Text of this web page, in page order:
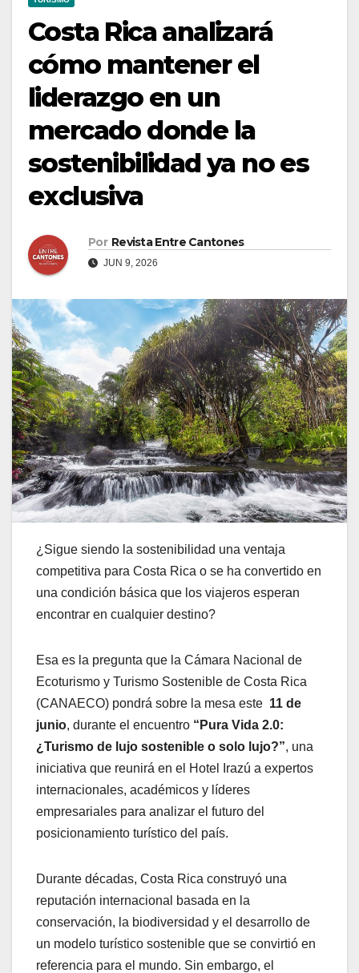
Costa Rica analizará
cómo mantener el
liderazgo en un
mercado donde la
sostenibilidad ya no es
exclusiva
Por Revista Entre Cantones
JUN 9, 2026
¿Sigue siendo la sostenibilidad una ventaja
competitiva para Costa Rica o se ha convertido en
una condición básica que los viajeros esperan
encontrar en cualquier destino?
Esa es la pregunta que la Cámara Nacional de
Ecoturismo y Turismo Sostenible de Costa Rica
(CANAECO) pondrá sobre la mesa este 11 de
junio, durante el encuentro “Pura Vida 2.0:
¿Turismo de lujo sostenible o solo lujo?”, una
iniciativa que reunirá en el Hotel Irazú a expertos
internacionales, académicos y líderes
empresariales para analizar el futuro del
posicionamiento turístico del país.
Durante décadas, Costa Rica construyó una
reputación internacional basada en la
conservación, la biodiversidad y el desarrollo de
un modelo turístico sostenible que se convirtió en
referencia para el mundo. Sin embargo, el